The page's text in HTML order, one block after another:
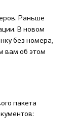
Раньше
В новом
без номера,
вам об этом
пакета